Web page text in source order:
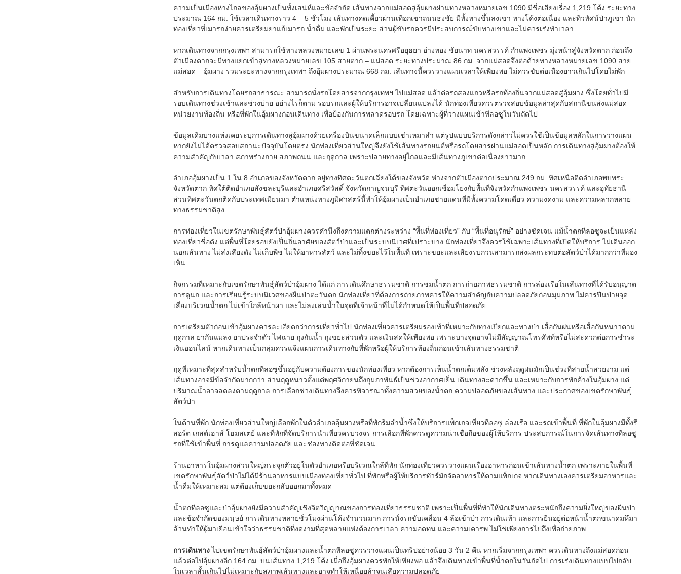
ความเป็นเมืองห่างไกลของอุ้มผางเป็นทั้งเสน่ห์และข้อจำกัด เส้นทางจากแม่สอดสู่อุ้มผางผ่านทางหลวงหมายเลข 1090 มีชื่อเสียงเรื่อง 1,219 โค้ง ระยะทาง
ประมาณ 164 กม. ใช้เวลาเดินทางราว 4 – 5 ชั่วโมง เส้นทางคดเคี้ยวผ่านเทือกเขาถนนธงชัย มีทั้งทางขึ้นลงเขา ทางโค้งต่อเนื่อง และทิวทัศน์ป่าภูเขา นัก
ท่องเที่ยวที่เมารถง่ายควรเตรียมยาแก้เมารถ น้ำดื่ม และพักเป็นระยะ ส่วนผู้ขับรถควรมีประสบการณ์ขับทางเขาและไม่ควรเร่งทำเวลา
หากเดินทางจากกรุงเทพฯ สามารถใช้ทางหลวงหมายเลข 1 ผ่านพระนครศรีอยุธยา อ่างทอง ชัยนาท นครสวรรค์ กำแพงเพชร มุ่งหน้าสู่จังหวัดตาก ก่อนถึง
ตัวเมืองตากจะมีทางแยกเข้าสู่ทางหลวงหมายเลข 105 สายตาก – แม่สอด ระยะทางประมาณ 86 กม. จากแม่สอดจึงต่อด้วยทางหลวงหมายเลข 1090 สาย
แม่สอด – อุ้มผาง รวมระยะทางจากกรุงเทพฯ ถึงอุ้มผางประมาณ 668 กม. เส้นทางนี้ควรวางแผนเวลาให้เพียงพอ ไม่ควรขับต่อเนื่องยาวเกินไปโดยไม่พัก
สำหรับการเดินทางโดยรถสาธารณะ สามารถนั่งรถโดยสารจากกรุงเทพฯ ไปแม่สอด แล้วต่อรถสองแถวหรือรถท้องถิ่นจากแม่สอดสู่อุ้มผาง ซึ่งโดยทั่วไปมี
รอบเดินทางช่วงเช้าและช่วงบ่าย อย่างไรก็ตาม รอบรถและผู้ให้บริการอาจเปลี่ยนแปลงได้ นักท่องเที่ยวควรตรวจสอบข้อมูลล่าสุดกับสถานีขนส่งแม่สอด
หน่วยงานท้องถิ่น หรือที่พักในอุ้มผางก่อนเดินทาง เพื่อป้องกันการพลาดรอบรถ โดยเฉพาะผู้ที่วางแผนเข้าทีลอซูในวันถัดไป
ข้อมูลเดิมบางแห่งเคยระบุการเดินทางสู่อุ้มผางด้วยเครื่องบินขนาดเล็กแบบเช่าเหมาลำ แต่รูปแบบบริการดังกล่าวไม่ควรใช้เป็นข้อมูลหลักในการวางแผน
หากยังไม่ได้ตรวจสอบสถานะปัจจุบันโดยตรง นักท่องเที่ยวส่วนใหญ่จึงยังใช้เส้นทางรถยนต์หรือรถโดยสารผ่านแม่สอดเป็นหลัก การเดินทางสู่อุ้มผางต้องให้
ความสำคัญกับเวลา สภาพร่างกาย สภาพถนน และฤดูกาล เพราะปลายทางอยู่ไกลและมีเส้นทางภูเขาต่อเนื่องยาวมาก
อำเภออุ้มผางเป็น 1 ใน 8 อำเภอของจังหวัดตาก อยู่ทางทิศตะวันตกเฉียงใต้ของจังหวัด ห่างจากตัวเมืองตากประมาณ 249 กม. ทิศเหนือติดอำเภอพบพระ
จังหวัดตาก ทิศใต้ติดอำเภอสังขละบุรีและอำเภอศรีสวัสดิ์ จังหวัดกาญจนบุรี ทิศตะวันออกเชื่อมโยงกับพื้นที่จังหวัดกำแพงเพชร นครสวรรค์ และอุทัยธานี
ส่วนทิศตะวันตกติดกับประเทศเมียนมา ตำแหน่งทางภูมิศาสตร์นี้ทำให้อุ้มผางเป็นอำเภอชายแดนที่มีทั้งความโดดเดี่ยว ความงดงาม และความหลากหลาย
ทางธรรมชาติสูง
การท่องเที่ยวในเขตรักษาพันธุ์สัตว์ป่าอุ้มผางควรคำนึงถึงความแตกต่างระหว่าง “พื้นที่ท่องเที่ยว” กับ “พื้นที่อนุรักษ์” อย่างชัดเจน แม้น้ำตกทีลอซูจะเป็นแหล่ง
ท่องเที่ยวชื่อดัง แต่พื้นที่โดยรอบยังเป็นถิ่นอาศัยของสัตว์ป่าและเป็นระบบนิเวศที่เปราะบาง นักท่องเที่ยวจึงควรใช้เฉพาะเส้นทางที่เปิดให้บริการ ไม่เดินออก
นอกเส้นทาง ไม่ส่งเสียงดัง ไม่เก็บพืช ไม่ให้อาหารสัตว์ และไม่ทิ้งขยะไว้ในพื้นที่ เพราะขยะและเสียงรบกวนสามารถส่งผลกระทบต่อสัตว์ป่าได้มากกว่าที่มอง
เห็น
กิจกรรมที่เหมาะกับเขตรักษาพันธุ์สัตว์ป่าอุ้มผาง ได้แก่ การเดินศึกษาธรรมชาติ การชมน้ำตก การถ่ายภาพธรรมชาติ การล่องเรือในเส้นทางที่ได้รับอนุญาต
การดูนก และการเรียนรู้ระบบนิเวศของผืนป่าตะวันตก นักท่องเที่ยวที่ต้องการถ่ายภาพควรให้ความสำคัญกับความปลอดภัยก่อนมุมภาพ ไม่ควรปีนป่ายจุด
เสี่ยงบริเวณน้ำตก ไม่เข้าใกล้หน้าผา และไม่ลงเล่นน้ำในจุดที่เจ้าหน้าที่ไม่ได้กำหนดให้เป็นพื้นที่ปลอดภัย
การเตรียมตัวก่อนเข้าอุ้มผางควรละเอียดกว่าการเที่ยวทั่วไป นักท่องเที่ยวควรเตรียมรองเท้าที่เหมาะกับทางเปียกและทางป่า เสื้อกันฝนหรือเสื้อกันหนาวตาม
ฤดูกาล ยากันแมลง ยาประจำตัว ไฟฉาย ถุงกันน้ำ ถุงขยะส่วนตัว และเงินสดให้เพียงพอ เพราะบางจุดอาจไม่มีสัญญาณโทรศัพท์หรือไม่สะดวกต่อการชำระ
เงินออนไลน์ หากเดินทางเป็นกลุ่มควรแจ้งแผนการเดินทางกับที่พักหรือผู้ให้บริการท้องถิ่นก่อนเข้าเส้นทางธรรมชาติ
ฤดูที่เหมาะที่สุดสำหรับน้ำตกทีลอซูขึ้นอยู่กับความต้องการของนักท่องเที่ยว หากต้องการเห็นน้ำตกเต็มพลัง ช่วงหลังฤดูฝนมักเป็นช่วงที่สายน้ำสวยงาม แต่
เส้นทางอาจมีข้อจำกัดมากกว่า ส่วนฤดูหนาวตั้งแต่พฤศจิกายนถึงกุมภาพันธ์เป็นช่วงอากาศเย็น เดินทางสะดวกขึ้น และเหมาะกับการพักค้างในอุ้มผาง แต่
ปริมาณน้ำอาจลดลงตามฤดูกาล การเลือกช่วงเดินทางจึงควรพิจารณาทั้งความสวยของน้ำตก ความปลอดภัยของเส้นทาง และประกาศของเขตรักษาพันธุ์
สัตว์ป่า
ในด้านที่พัก นักท่องเที่ยวส่วนใหญ่เลือกพักในตัวอำเภออุ้มผางหรือที่พักริมลำน้ำซึ่งให้บริการแพ็กเกจเที่ยวทีลอซู ล่องเรือ และรถเข้าพื้นที่ ที่พักในอุ้มผางมีทั้งรี
สอร์ต เกสต์เฮาส์ โฮมสเตย์ และที่พักที่จัดบริการนำเที่ยวครบวงจร การเลือกที่พักควรดูความน่าเชื่อถือของผู้ให้บริการ ประสบการณ์ในการจัดเส้นทางทีลอซู
รถที่ใช้เข้าพื้นที่ การดูแลความปลอดภัย และช่องทางติดต่อที่ชัดเจน
ร้านอาหารในอุ้มผางส่วนใหญ่กระจุกตัวอยู่ในตัวอำเภอหรือบริเวณใกล้ที่พัก นักท่องเที่ยวควรวางแผนเรื่องอาหารก่อนเข้าเส้นทางน้ำตก เพราะภายในพื้นที่
เขตรักษาพันธุ์สัตว์ป่าไม่ได้มีร้านอาหารแบบเมืองท่องเที่ยวทั่วไป ที่พักหรือผู้ให้บริการทัวร์มักจัดอาหารให้ตามแพ็กเกจ หากเดินทางเองควรเตรียมอาหารและ
น้ำดื่มให้เหมาะสม แต่ต้องเก็บขยะกลับออกมาทั้งหมด
น้ำตกทีลอซูและป่าอุ้มผางยังมีความสำคัญเชิงจิตวิญญาณของการท่องเที่ยวธรรมชาติ เพราะเป็นพื้นที่ที่ทำให้นักเดินทางตระหนักถึงความยิ่งใหญ่ของผืนป่า
และข้อจำกัดของมนุษย์ การเดินทางหลายชั่วโมงผ่านโค้งจำนวนมาก การนั่งรถขับเคลื่อน 4 ล้อเข้าป่า การเดินเท้า และการยืนอยู่ต่อหน้าน้ำตกขนาดมหึมา
ล้วนทำให้ผู้มาเยือนเข้าใจว่าธรรมชาติที่งดงามที่สุดหลายแห่งต้องการเวลา ความอดทน และความเคารพ ไม่ใช่เพียงการไปถึงเพื่อถ่ายภาพ
การเดินทางไปเขตรักษาพันธุ์สัตว์ป่าอุ้มผางและน้ำตกทีลอซูควรวางแผนเป็นทริปอย่างน้อย 3 วัน 2 คืน หากเริ่มจากกรุงเทพฯ ควรเดินทางถึงแม่สอดก่อน
แล้วต่อไปอุ้มผางอีก 164 กม. บนเส้นทาง 1,219 โค้ง เมื่อถึงอุ้มผางควรพักให้เพียงพอ แล้วจึงเดินทางเข้าพื้นที่น้ำตกในวันถัดไป การเร่งเดินทางแบบไปกลับ
ในเวลาสั้นเกินไปไม่เหมาะกับสภาพเส้นทางและอาจทำให้เหนื่อยล้าจนเสียความปลอดภัย